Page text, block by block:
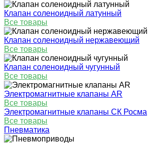
Клапан соленоидный латунный
Все товары
Клапан соленоидный нержавеющий
Все товары
Клапан соленоидный чугунный
Все товары
Электромагнитные клапаны AR
Все товары
Электромагнитные клапаны СК Росма
Все товары
Пневматика